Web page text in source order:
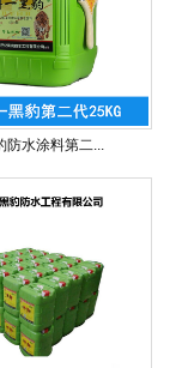
防水涂料第二...